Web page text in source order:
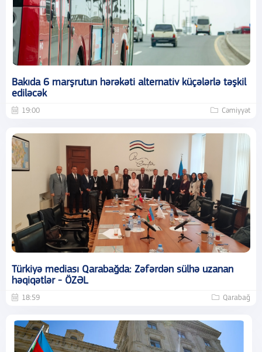
Bakıda 6 marşrutun hərəkəti alternativ küçələrlə təşkil
ediləcək
19:00 Cəmiyyət
Türkiyə mediası Qarabağda: Zəfərdən sülhə uzanan
həqiqətlər - ÖZƏL
18:59 Qarabağ